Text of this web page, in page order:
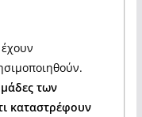
των
καταστρέφουν